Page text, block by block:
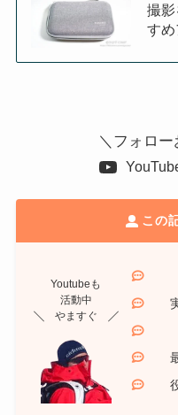
撮
すめ
＼フォロ
この記
Youtubeも
活動中
やますぐ